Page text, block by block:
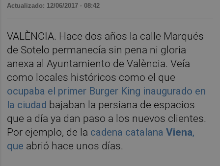
Actualizado: 12/06/2017 · 08:42
VALÈNCIA. Hace dos años la calle Marqués
de Sotelo permanecía sin pena ni gloria
anexa al Ayuntamiento de València. Veía
como locales históricos como el que
ocupaba el primer Burger King inaugurado en
la ciudad bajaban la persiana de espacios
que a día ya dan paso a los nuevos clientes.
Por ejemplo, de la cadena catalana Viena,
que abrió hace unos días.